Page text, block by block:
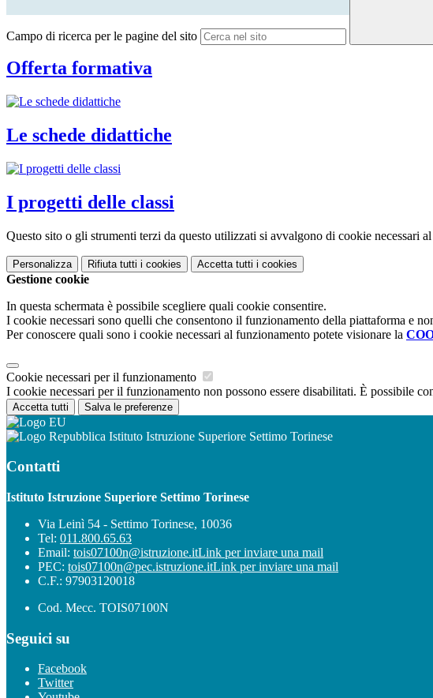
Campo di ricerca per le pagine del sito
Offerta formativa
Le schede didattiche
I progetti delle classi
Questo sito o gli strumenti terzi da questo utilizzati si avvalgono di cookie necessari
Personalizza Rifiuta tutti i cookies Accetta tutti i cookies
Gestione cookie
In questa schermata è possibile scegliere quali cookie consentire.
I cookie necessari sono quelli che consentono il funzionamento della piattaforma e
Per conoscere quali sono i cookie necessari al funzionamento potete visionare la
Cookie necessari per il funzionamento
I cookie necessari per il funzionamento non possono essere disabilitati. È possibile
Accetta tutti Salva le preferenze
Istituto Istruzione Superiore Settimo Torinese
Contatti
Istituto Istruzione Superiore Settimo Torinese
Via Leinì 54 - Settimo Torinese, 10036
Tel: 011.800.65.63
Email: tois07100n@istruzione.itLink per inviare una mail
PEC: tois07100n@pec.istruzione.itLink per inviare una mail
C.F.: 97903120018
Cod. Mecc. TOIS07100N
Seguici su
Facebook
Twitter